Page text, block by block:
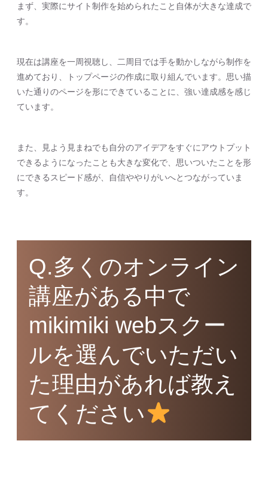
まず、実際にサイト制作を始められたこと自体が大きな達成で
す。
現在は講座を一周視聴し、二周目では手を動かしながら制作を
進めており、トップページの作成に取り組んでいます。思い描
いた通りのページを形にできていることに、強い達成感を感じ
ています。
また、見よう見まねでも自分のアイデアをすぐにアウトプット
できるようになったことも大きな変化で、思いついたことを形
にできるスピード感が、自信ややりがいへとつながっていま
す。
Q.多くのオンライン
講座がある中で
mikimiki webスクー
ルを選んでいただい
た理由があれば教え
てください